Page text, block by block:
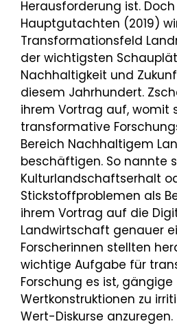
Herausforderung ist.
Hauptgutachten (2019)
Transformationsfeld
der wichtigsten
Nachhaltigkeit und
diesem Jahrhundert.
ihrem Vortrag auf, womit
transformative
Bereich Nachhaltigem
beschäftigen. So nannte
Kulturlandschaftserhalt
Stickstoffproblemen als
ihrem Vortrag auf die
Landwirtschaft genauer
Forscherinnen stellten
wichtige Aufgabe für
Forschung es ist,
Wertkonstruktionen zu
Wert-Diskurse anzuregen.